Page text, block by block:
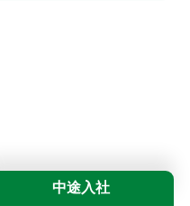
中途入社